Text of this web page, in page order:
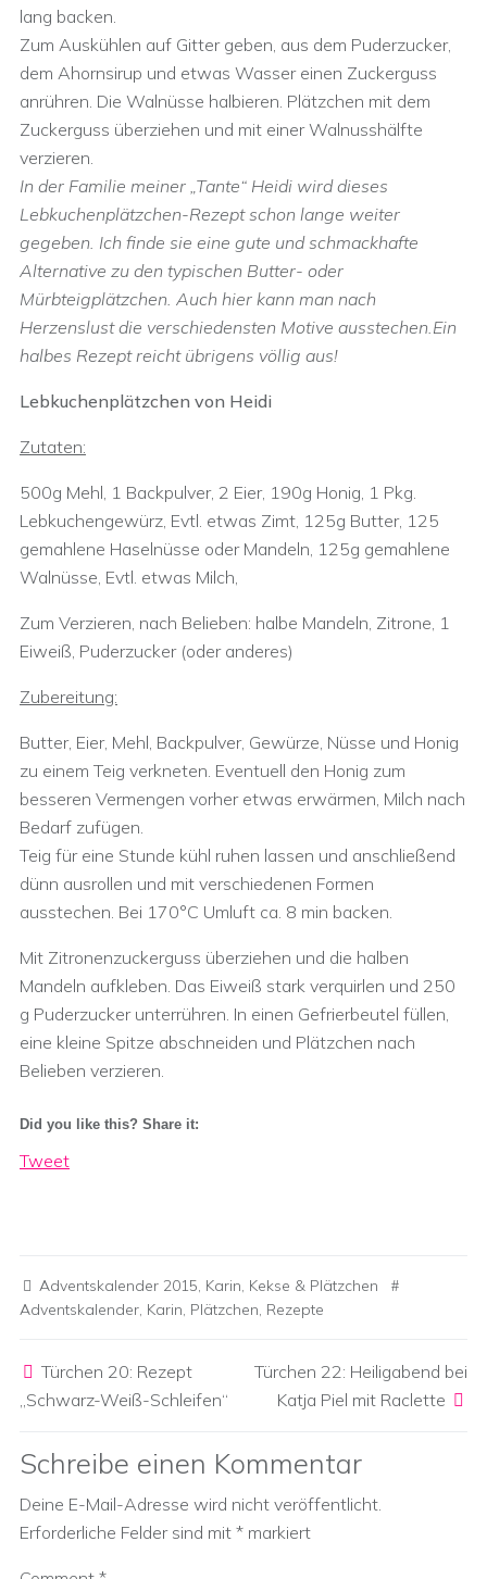
lang backen.
Zum Auskühlen auf Gitter geben, aus dem Puderzucker,
dem Ahornsirup und etwas Wasser einen Zuckerguss
anrühren. Die Walnüsse halbieren. Plätzchen mit dem
Zuckerguss überziehen und mit einer Walnusshälfte
verzieren.
In der Familie meiner „Tante“ Heidi wird dieses
Lebkuchenplätzchen-Rezept schon lange weiter
gegeben. Ich finde sie eine gute und schmackhafte
Alternative zu den typischen Butter- oder
Mürbteigplätzchen. Auch hier kann man nach
Herzenslust die verschiedensten Motive ausstechen.Ein
halbes Rezept reicht übrigens völlig aus!
Lebkuchenplätzchen von Heidi
Zutaten:
500g Mehl, 1 Backpulver, 2 Eier, 190g Honig, 1 Pkg.
Lebkuchengewürz, Evtl. etwas Zimt, 125g Butter, 125
gemahlene Haselnüsse oder Mandeln, 125g gemahlene
Walnüsse, Evtl. etwas Milch,
Zum Verzieren, nach Belieben: halbe Mandeln, Zitrone, 1
Eiweiß, Puderzucker (oder anderes)
Zubereitung:
Butter, Eier, Mehl, Backpulver, Gewürze, Nüsse und Honig
zu einem Teig verkneten. Eventuell den Honig zum
besseren Vermengen vorher etwas erwärmen, Milch nach
Bedarf zufügen.
Teig für eine Stunde kühl ruhen lassen und anschließend
dünn ausrollen und mit verschiedenen Formen
ausstechen. Bei 170°C Umluft ca. 8 min backen.
Mit Zitronenzuckerguss überziehen und die halben
Mandeln aufkleben. Das Eiweiß stark verquirlen und 250
g Puderzucker unterrühren. In einen Gefrierbeutel füllen,
eine kleine Spitze abschneiden und Plätzchen nach
Belieben verzieren.
Did you like this? Share it:
Tweet
Adventskalender 2015, Karin, Kekse & Plätzchen
Adventskalender, Karin, Plätzchen, Rezepte
Türchen 20: Rezept
„Schwarz-Weiß-Schleifen“
Türchen 22: Heiligabend bei
Katja Piel mit Raclette
Schreibe einen Kommentar
Deine E-Mail-Adresse wird nicht veröffentlicht.
Erforderliche Felder sind mit * markiert